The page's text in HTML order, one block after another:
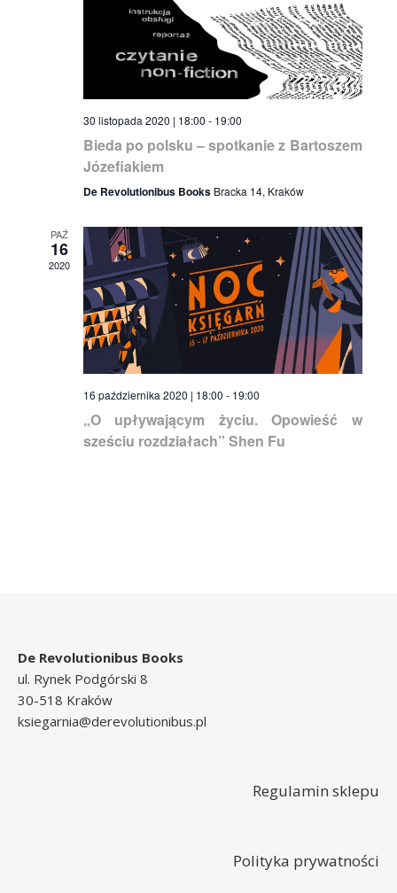
30 listopada 2020 | 18:00 - 19:00
Bieda po polsku – spotkanie z Bartoszem
Józefiakiem
De Revolutionibus Books Bracka 14, Kraków
PAŹ
16
2020
16 października 2020 | 18:00 - 19:00
„O upływającym życiu. Opowieść w
sześciu rozdziałach” Shen Fu
De Revolutionibus Books
ul. Rynek Podgórski 8
30-518 Kraków
ksiegarnia@derevolutionibus.pl
Regulamin sklepu
Polityka prywatności